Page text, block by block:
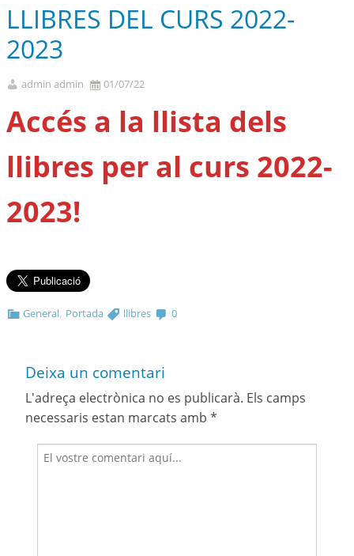
LLIBRES DEL CURS 2022-
2023
admin admin 01/07/22
Accés a la llista dels
llibres per al curs 2022-
2023!
General, Portada llibres 0
Deixa un comentari
L'adreça electrònica no es publicarà. Els camps
necessaris estan marcats amb *